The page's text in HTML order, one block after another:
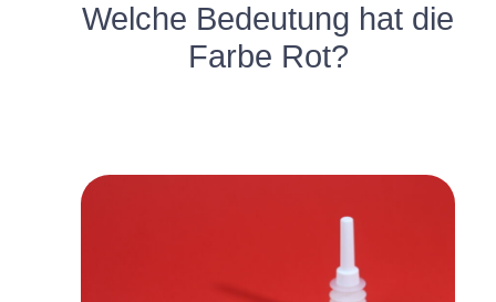
Welche Bedeutung hat die
Farbe Rot?